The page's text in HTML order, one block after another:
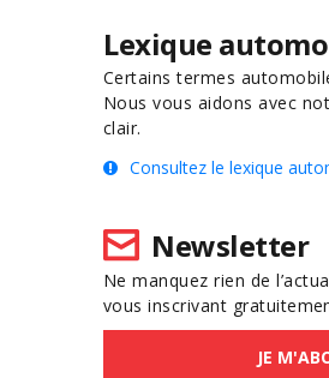
Lexique
Certains termes
Nous vous aidons avec
clair.
Consultez le lexique
Newsletter
Ne manquez rien de
vous inscrivant
JE